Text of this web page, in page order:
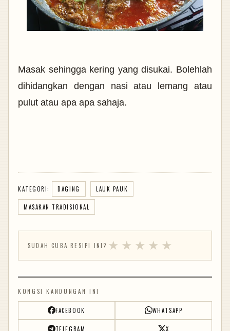
Masak sehingga kering yang disukai. Bolehlah
dihidangkan dengan nasi atau lemang atau
pulut atau apa apa sahaja.
KATEGORI: DAGING LAUK PAUK
MASAKAN TRADISIONAL
SUDAH CUBA RESIPI INI? ★ ★ ★ ★ ★
KONGSI KANDUNGAN INI
FACEBOOK WHATSAPP
TELEGRAM X